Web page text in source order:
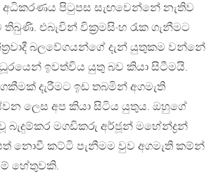
පිටුපස සැඟවෙන්නේ නැතිව
එබැවින් වික්‍රමසිංහ රැක ගැනීමට
බලවේගයන්ගේ දැන් යුතුකම වන්නේ
ධූරයෙන් ඉවත්විය යුතු බව කියා සිටීමයි.
දැරීමට ඉඩ තබමින් අගමැති
ලෙස අප කියා සිටිය යුතුය. ඔහුගේ
බැදුම්කර මගඩිකරු අර්ජූන් මහේන්ද්‍රන්
නොවී කට්ටි පැනීමම වුව අගමැති කම්න්
හේතුවකි.